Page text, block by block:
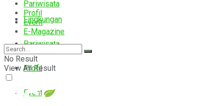
Lingkungan
Pariwisata
Profil
Event
Pariwisata
Profil
Event
E-Magazine
No Result
View All Result